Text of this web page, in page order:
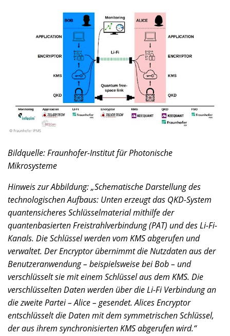
Bildquelle: Fraunhofer-Institut für Photonische
Mikrosysteme
Hinweis zur Abbildung: „Schematische Darstellung des
technologischen Aufbaus: Unten erzeugt das QKD-System
quantensicheres Schlüsselmaterial mithilfe der
quantenbasierten Freistrahlverbindung (PAT) und des Li-Fi-
Kanals. Die Schlüssel werden vom KMS abgerufen und
verwaltet. Der Encryptor übernimmt die Nutzdaten aus der
Benutzeranwendung – beispielsweise bei Bob – und
verschlüsselt sie mit einem Schlüssel aus dem KMS. Die
verschlüsselten Daten werden über die Li-Fi Verbindung an
die zweite Partei – Alice – gesendet. Alices Encryptor
entschlüsselt die Daten mit dem symmetrischen Schlüssel,
der aus ihrem synchronisierten KMS abgerufen wird.“